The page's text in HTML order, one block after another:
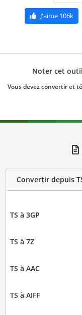
J'aime106k
Noter cet outil
Vous devez convertir et
Convertir depuis
TS à 3GP
TS à 7Z
TS à AAC
TS à AIFF